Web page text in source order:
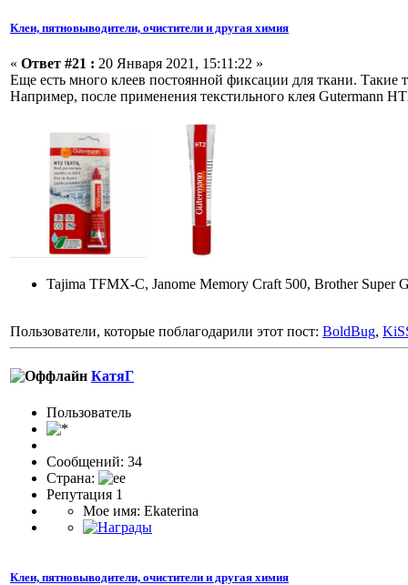
Клеи, пятновыводители, очистители и другая химия
« Ответ #21 : 20 Января 2021, 15:11:22 »
Еще есть много клеев постоянной фиксации для ткани.
Например, после применения текстильного клея Gutermann
Tajima TFMX-C, Janome Memory Craft 500, Brother Super
Пользователи, которые поблагодарили этот пост: BoldBug,
КатяГ
Пользоватeль
Сообщений: 34
Страна:
Репутация 1
Мое имя: Ekaterina
Клеи, пятновыводители, очистители и другая химия